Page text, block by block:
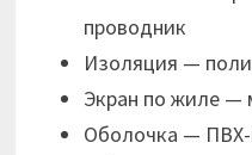
проводник
Изоляция —
Экран по жиле —
Оболочка — ПВХ-